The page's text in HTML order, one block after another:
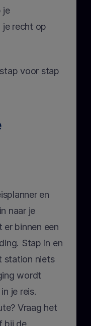
je
je recht op
voor stap
en
naar je
er binnen een
Stap in en
station niets
wordt
je reis.
Vraag het
bij de